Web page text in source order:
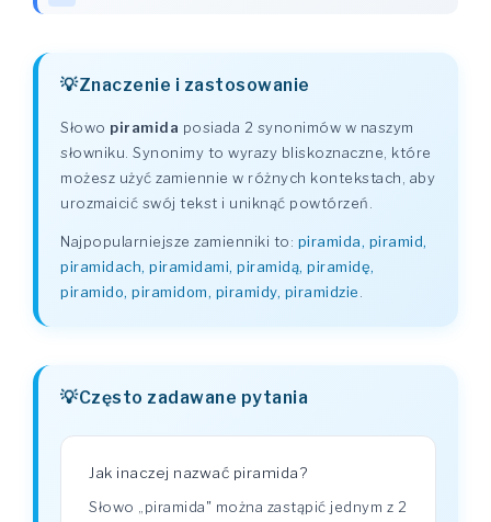
Znaczenie i zastosowanie
Słowo piramida posiada 2 synonimów w naszym
słowniku. Synonimy to wyrazy bliskoznaczne, które
możesz użyć zamiennie w różnych kontekstach, aby
urozmaicić swój tekst i uniknąć powtórzeń.
Najpopularniejsze zamienniki to: piramida, piramid,
piramidach, piramidami, piramidą, piramidę,
piramido, piramidom, piramidy, piramidzie
Często zadawane pytania
Jak inaczej nazwać piramida?
Słowo „piramida" można zastąpić jednym z 2